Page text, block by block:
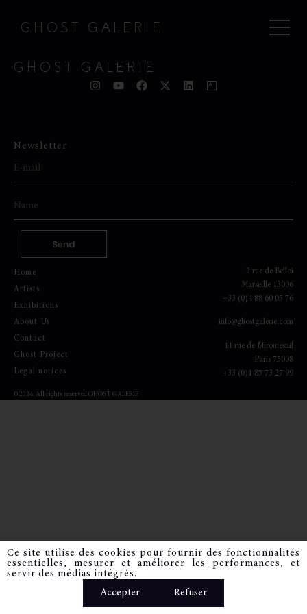
GHOST GALERIE
GHOST GALERIE
Newsletter
Send
Home
Artists
Exhibitions
About Us
Contact
Ghost Project
Legal notices
2 rue de Belloi
Marseille 13006
+33 (0)4 88 60 05 76
info@ghostgalerie.com
11 rue de Miromesnil
Paris 75008
+33 (0)1 85 73 27 99
© 2024. All rights reserved GHOST GALERIE
Ce site utilise des cookies pour fournir des fonctionnalités
essentielles, mesurer et améliorer les performances, et
servir des médias intégrés.
Accepter
Refuser